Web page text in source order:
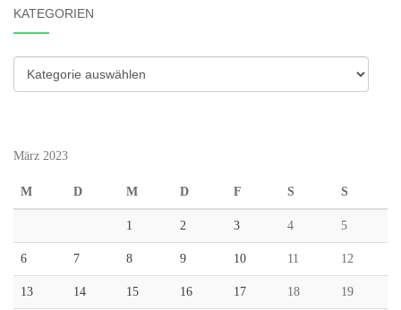
KATEGORIEN
Kategorien
März 2023
M D M D F S S
1 2 3 4 5
6 7 8 9 10 11 12
13 14 15 16 17 18 19